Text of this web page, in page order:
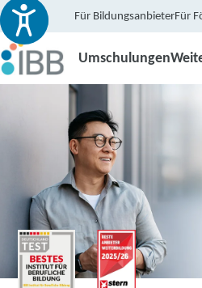
Für BildungsanbieterFür
Umschulungen